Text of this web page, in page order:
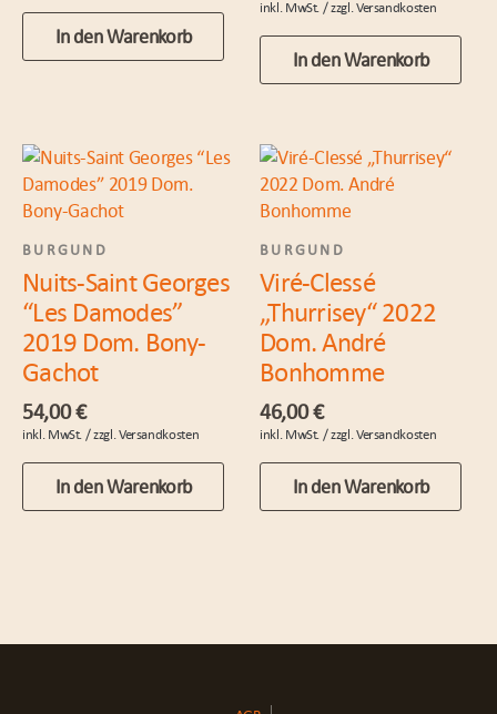
In den Warenkorb
In den Warenkorb
BURGUND
Nuits-Saint Georges
“Les Damodes”
2019 Dom. Bony-
Gachot
54,00€
In den Warenkorb
BURGUND
Viré-Clessé
„Thurrisey“ 2022
Dom. André
Bonhomme
46,00€
In den Warenkorb